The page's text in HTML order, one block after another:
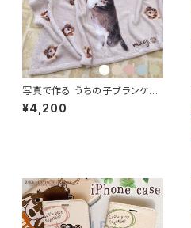
写真で作る うちの子ブランケッ
ト 名入れ対応 / 【メール便対応
全国一律 送料無料】
¥4,200